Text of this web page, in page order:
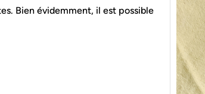
Bien évidemment, il est possible